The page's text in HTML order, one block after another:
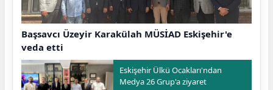
Başsavcı Üzeyir Karakülah MÜSİAD Eskişehir'e
veda etti
Eskişehir Ülkü Ocakları'ndan
Medya 26 Grup'a ziyaret